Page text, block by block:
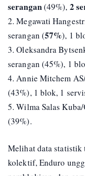
serangan(49%), 2
2. Megawati
serangan (57%), 1
3. Oleksandra
serangan (45%), 1
4. Annie Mitchem
(43%), 1 blok, 1
5. Wilma Salas
(39%).
Melihat data statistik
kolektif, Enduro